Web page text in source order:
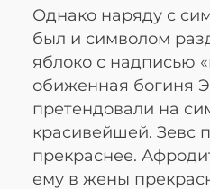
Однако наряду с
был и символом
яблоко с надписью
обиженная богиня
претендовали на
красивейшей. Зевс
прекраснее.
ему в жены